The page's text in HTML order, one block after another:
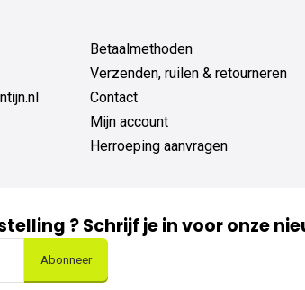
Betaalmethoden
Verzenden, ruilen & retourneren
Contact
Mijn account
Herroeping aanvragen
? Schrijf je in voor onze
Abonneer